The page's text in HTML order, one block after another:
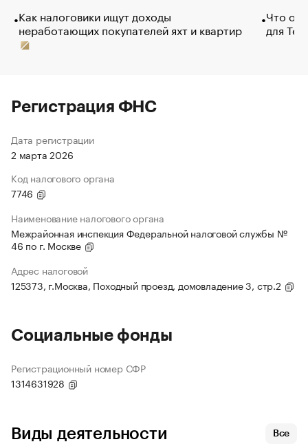
Как налоговики ищут доходы
неработающих покупателей яхт и квартир
Что
для
Регистрация ФНС
Дата регистрации
2 марта 2026
Код налогового органа
7746
Наименование налогового органа
Межрайонная инспекция Федеральной налоговой службы №
46 по г. Москве
Адрес налоговой
125373, г.Москва, Походный проезд, домовладение 3, стр.2
Социальные фонды
Регистрационный номер СФР
1314631928
Виды деятельности Все